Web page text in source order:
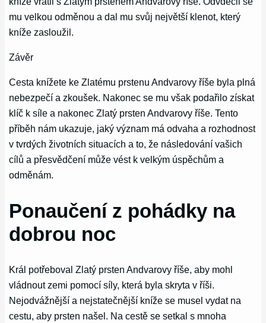
mu velkou odměnou a dal mu svůj největší klenot, který
kníže zasloužil.
Závěr
Cesta knížete ke Zlatému prstenu Andvarovy říše byla plná
nebezpečí a zkoušek. Nakonec se mu však podařilo získat
klíč k síle a nakonec Zlatý prsten Andvarovy říše. Tento
příběh nám ukazuje, jaký význam má odvaha a rozhodnost
v tvrdých životních situacích a to, že následování vašich
cílů a přesvědčení může vést k velkým úspěchům a
odměnám.
Ponaučení z pohádky na
dobrou noc
Král potřeboval Zlatý prsten Andvarovy říše, aby mohl
vládnout zemi pomocí síly, která byla skryta v říši.
Nejodvážnější a nejstatečnější kníže se musel vydat na
cestu, aby prsten našel. Na cestě se setkal s mnoha